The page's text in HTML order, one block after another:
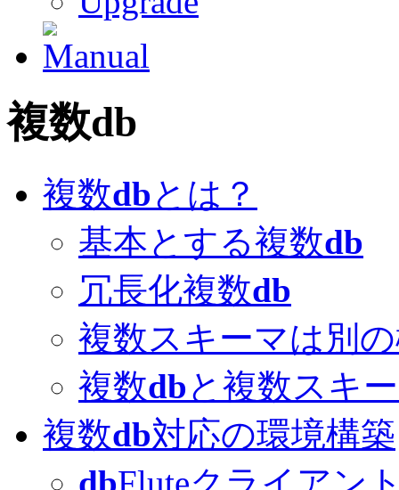
複数db
複数dbとは？
基本とする複数db
冗長化複数db
複数スキーマは別
複数dbと複数スキ
複数db対応の環境構築
dbFluteクライアン